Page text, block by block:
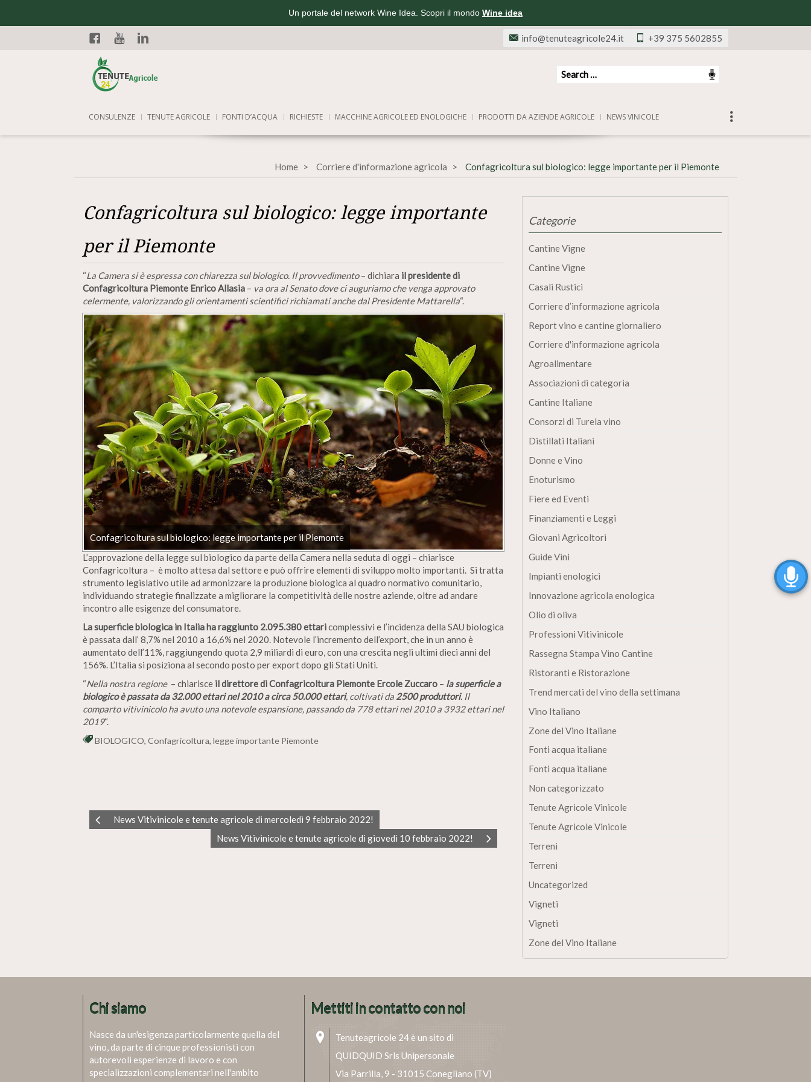
Un portale del network Wine Idea. Scopri il mondo Wine idea
Facebook
+39 375 5602855
info@tenuteagricole24.it
CONSULENZE TENUTE AGRICOLE FONTI D’ACQUA RICHIESTE MACCHINE AGRICOLE ED ENOLOGICHE PRODOTTI DA AZIENDE AGRICOLE NEWS VINICOLE
Home Corriere d'informazione agricola Confagricoltura sul biologico: legge importante per il Piemonte
Confagricoltura sul biologico: legge importante
per il Piemonte
“La Camera si è espressa con chiarezza sul biologico. Il provvedimento– dichiara il presidente di
Confagricoltura Piemonte Enrico Allasia – va ora al Senato dove ci auguriamo che venga approvato
celermente, valorizzando gli orientamenti scientifici richiamati anche dal Presidente Mattarella“.
Confagricoltura sul biologico: legge importante per il Piemonte
L’approvazione della legge sul biologico da parte della Camera nella seduta di oggi – chiarisce
Confagricoltura – è molto attesa dal settore e può offrire elementi di sviluppo molto importanti. Si tratta
strumento legislativo utile ad armonizzare la produzione biologica al quadro normativo comunitario,
individuando strategie finalizzate a migliorare la competitività delle nostre aziende, oltre ad andare
incontro alle esigenze del consumatore.
La superficie biologica in Italia ha raggiunto 2.095.380 ettaricomplessivi e l’incidenza della SAU biologica
è passata dall’ 8,7% nel 2010 a 16,6% nel 2020. Notevole l’incremento dell’export, che in un anno è
aumentato dell’11%, raggiungendo quota 2,9 miliardi di euro, con una crescita negli ultimi dieci anni del
156%. L’Italia si posiziona al secondo posto per export dopo gli Stati Uniti.
“Nella nostra regione– chiarisce il direttore di Confagricoltura Piemonte Ercole Zuccaro – la superficie a
biologico è passata da 32.000 ettari nel 2010 a circa 50.000 ettari, coltivati da 2500 produttori. Il
comparto vitivinicolo ha avuto una notevole espansione, passando da 778 ettari nel 2010 a 3932 ettari nel
2019“.
BIOLOGICO, Confagricoltura, legge importante Piemonte
News Vitivinicole e tenute agricole di mercoledì 9 febbraio 2022!
News Vitivinicole e tenute agricole di giovedì 10 febbraio 2022!
Categorie
Cantine Vigne
Cantine Vigne
Casali Rustici
Corriere d’informazione agricola
Report vino e cantine giornaliero
Corriere d'informazione agricola
Agroalimentare
Associazioni di categoria
Cantine Italiane
Consorzi di Turela vino
Distillati Italiani
Donne e Vino
Enoturismo
Fiere ed Eventi
Finanziamenti e Leggi
Giovani Agricoltori
Guide Vini
Impianti enologici
Innovazione agricola enologica
Olio di oliva
Professioni Vitivinicole
Rassegna Stampa Vino Cantine
Ristoranti e Ristorazione
Trend mercati del vino della settimana
Vino Italiano
Zone del Vino Italiane
Fonti acqua italiane
Fonti acqua italiane
Non categorizzato
Tenute Agricole Vinicole
Tenute Agricole Vinicole
Terreni
Terreni
Uncategorized
Vigneti
Vigneti
Zone del Vino Italiane
Chi siamo
Nasce da un'esigenza particolarmente quella del
vino, da parte di cinque professionisti con
autorevoli esperienze di lavoro e con
specializzazioni complementari nell'ambito
Mettiti in contatto con noi
Tenuteagricole 24 è un sito di
QUIDQUID Srls Unipersonale
Via Parrilla, 9 - 31015 Conegliano (TV)